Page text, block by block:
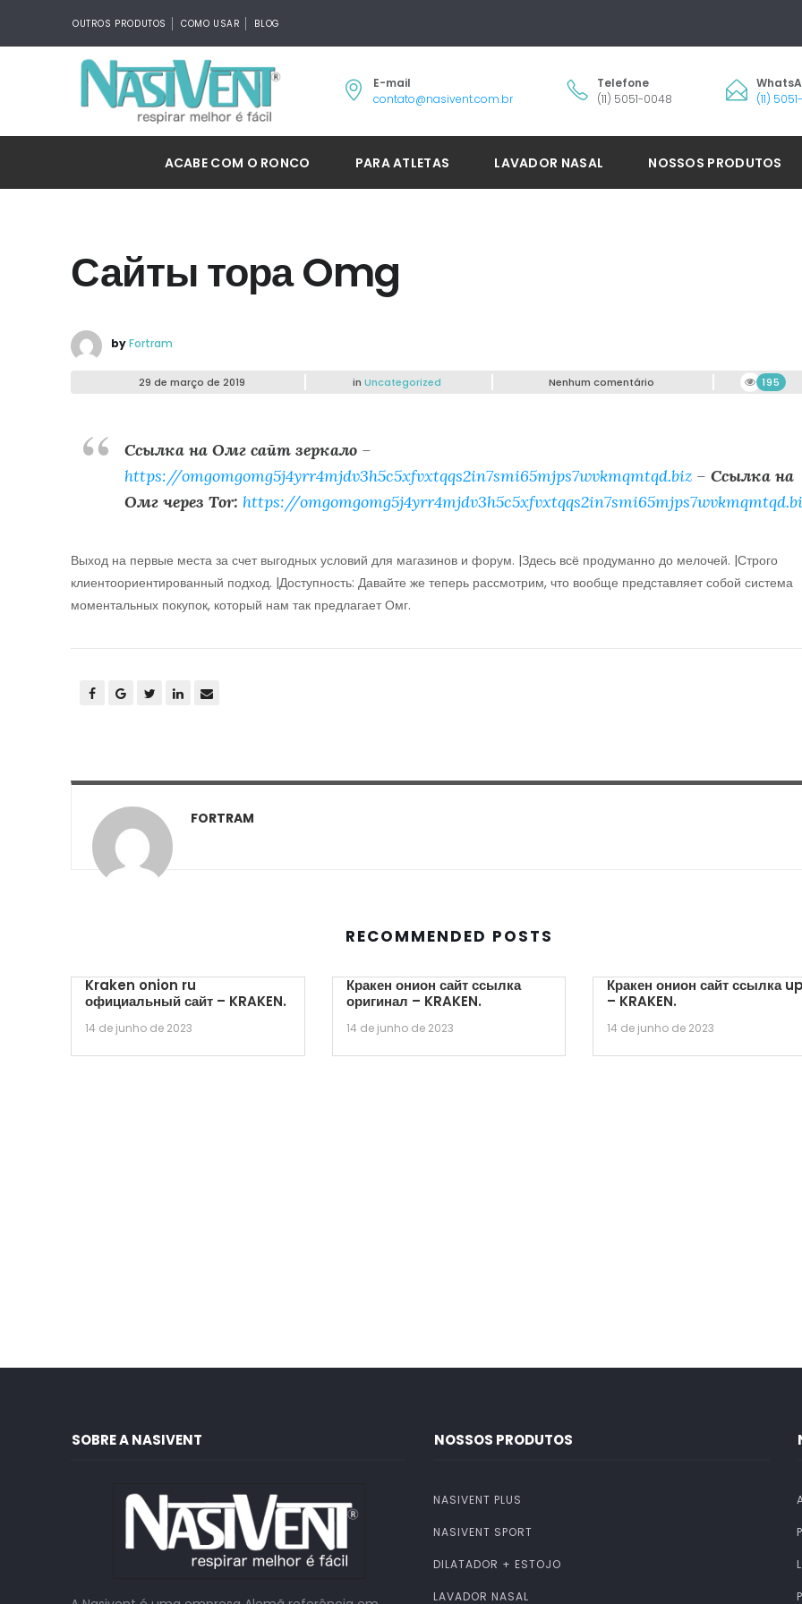
OUTROS PRODUTOS COMO USAR BLOG
E-mail
contato@nasivent.com.br
Telefone
(11) 5051-0048
(11)
ACABE COM O RONCO PARA ATLETAS LAVADOR NASAL NOSSOS PRODUTOS
Сайты тора Omg
byFortram
29 de março de 2019 in Uncategorized Nenhum comentário 195
Ссылка на Омг сайт зеркало –
https://omgomgomg5j4yrr4mjdv3h5c5xfvxtqqs2in7smi65mjps7wvkmqmtqd.biz – Ссылка на
Омг через Tor: https://
Выход на первые места за счет выгодных условий для магазинов и форум. |Здесь всё продуманно до мелочей. |Строго
клиентоориентированный подход. |Доступность: Давайте же теперь рассмотрим, что вообще представляет собой система
моментальных покупок, который нам так предлагает Омг.
FORTRAM
RECOMMENDED POSTS
Kraken onion ru
официальный сайт – KRAKEN.
14 de junho de 2023
Кракен онион сайт ссылка
оригинал – KRAKEN.
14 de junho de 2023
Кракен онион сайт ссылка
– KRAKEN.
14 de junho de 2023
SOBRE A NASIVENT NOSSOS PRODUTOS
NASIVENT PLUS
NASIVENT SPORT
DILATADOR + ESTOJO
LAVADOR NASAL